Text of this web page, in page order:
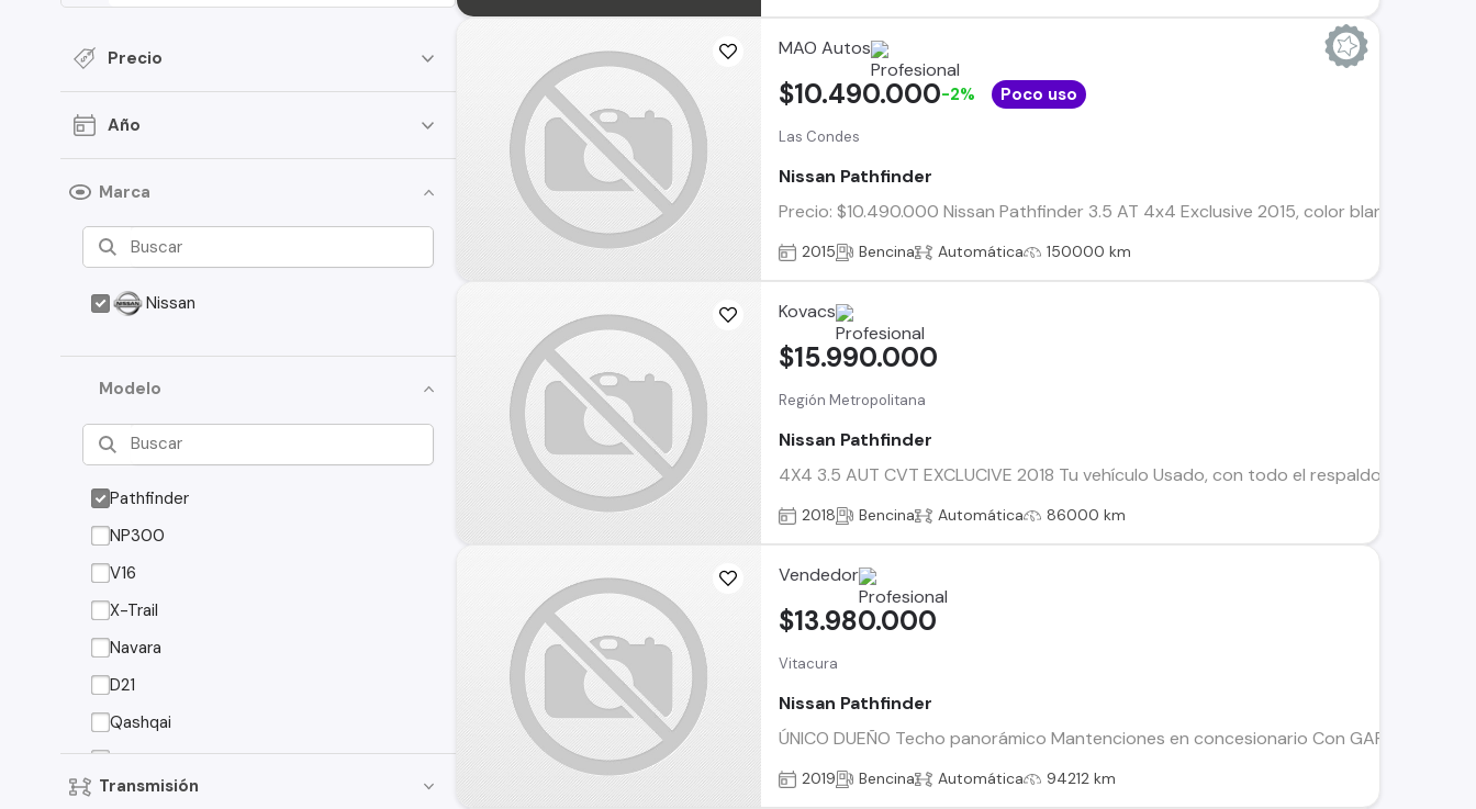
Precio
Año
Marca
Nissan
Modelo
Pathfinder
NP300
V16
X-Trail
Navara
D21
Qashqai
Versa
Kicks
Transmisión
MAO Autos
Las Condes
Nissan Pathfinder
Precio: $10.490.000 Nissan Pathfinder 3.5 AT 4x4 Exclusive 2015, color blanco,
$10.490.000-2% Poco uso
2015 Bencina Automática 150000 km
Kovacs
Región Metropolitana
Nissan Pathfinder
4X4 3.5 AUT CVT EXCLUCIVE 2018 Tu vehículo Usado, con todo el respaldo de
$15.990.000
2018 Bencina Automática 86000 km
Vendedor
Vitacura
Nissan Pathfinder
ÚNICO DUEÑO Techo panorámico Mantenciones en concesionario Con GARANTÍA 2
$13.980.000
2019 Bencina Automática 94212 km